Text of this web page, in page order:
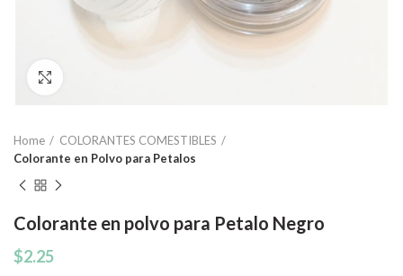
Home
COLORANTES COMESTIBLES
Colorante en Polvo para Petalos
Colorante en polvo para Petalo Negro
$2.25